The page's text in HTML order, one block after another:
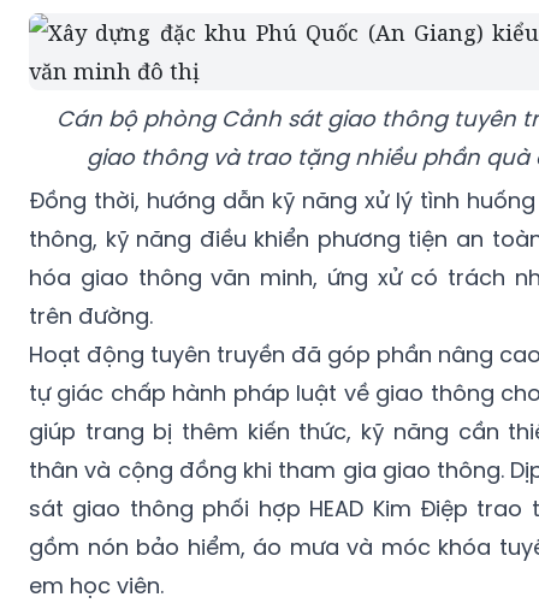
Cán bộ phòng Cảnh sát giao thông tuyên
giao thông và trao tặng nhiều phần quà
Đồng thời, hướng dẫn kỹ năng xử lý tình
thông, kỹ năng điều khiển phương tiện an
hóa giao thông văn minh, ứng xử có trách
trên đường.
Hoạt động tuyên truyền đã góp phần nâng
tự giác chấp hành pháp luật về giao thông
giúp trang bị thêm kiến thức, kỹ năng cần
thân và cộng đồng khi tham gia giao thông.
sát giao thông phối hợp HEAD Kim Điệp trao
gồm nón bảo hiểm, áo mưa và móc khóa
em học viên.